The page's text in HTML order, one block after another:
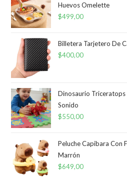
Huevos Omelette
$499,00
Billetera Tarjetero De
$400,00
Dinosaurio Triceratops
Sonido
$550,00
Peluche Capibara Con
Marrón
$649,00